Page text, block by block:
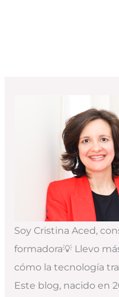
Soy Cristina Aced,
formadora💡 Llevo
cómo la tecnología
Este blog, nacido en